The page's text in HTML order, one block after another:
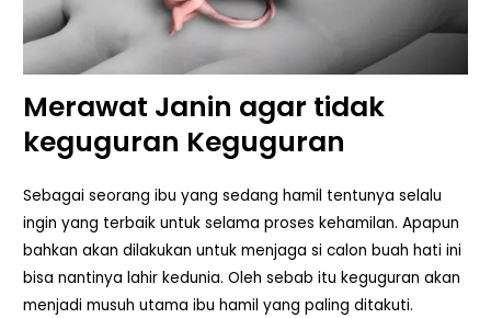
Merawat Janin agar tidak
keguguran Keguguran
Sebagai seorang ibu yang sedang hamil tentunya selalu
ingin yang terbaik untuk selama proses kehamilan. Apapun
bahkan akan dilakukan untuk menjaga si calon buah hati ini
bisa nantinya lahir kedunia. Oleh sebab itu keguguran akan
menjadi musuh utama ibu hamil yang paling ditakuti.